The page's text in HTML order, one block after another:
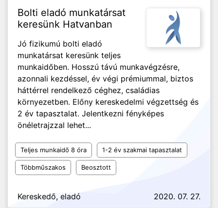
Bolti eladó munkatársat
keresünk Hatvanban
Jó fizikumú bolti eladó
munkatársat keresünk teljes
munkaidőben. Hosszú távú munkavégzésre,
azonnali kezdéssel, év végi prémiummal, biztos
háttérrel rendelkező céghez, családias
környezetben. Előny kereskedelmi végzettség és
2 év tapasztalat. Jelentkezni fényképes
önéletrajzzal lehet...
Teljes munkaidő 8 óra 1-2 év szakmai tapasztalat
Többműszakos Beosztott
Kereskedő, eladó 2020. 07. 27.